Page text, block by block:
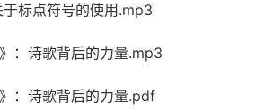
标点符号的使用.mp3
：诗歌背后的力量.mp3
：诗歌背后的力量.pdf